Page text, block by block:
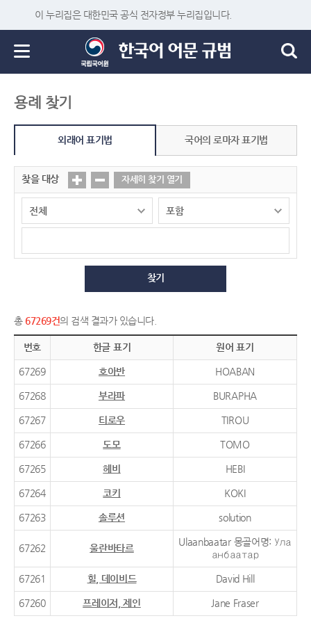
이 누리집은 대한민국 공식 전자정부 누리집입니다.
용례 찾기
외래어 표기법 국어의 로마자 표기법
찾을 대상 자세히 찾기 열기
찾기
총 67269건의 검색 결과가 있습니다.
번호 한글 표기 원어 표기
67269 호아반 HOABAN
67268 부라파 BURAPHA
67267 티로우 TIROU
67266 도모 TOMO
67265 헤비 HEBI
67264 코키 KOKI
67263 솔루션 solution
67262 울란바타르
Ulaanbaatar 몽골어명: Ула
анбаатар
67261 힐, 데이비드 David Hill
67260 프레이저, 제인 Jane Fraser